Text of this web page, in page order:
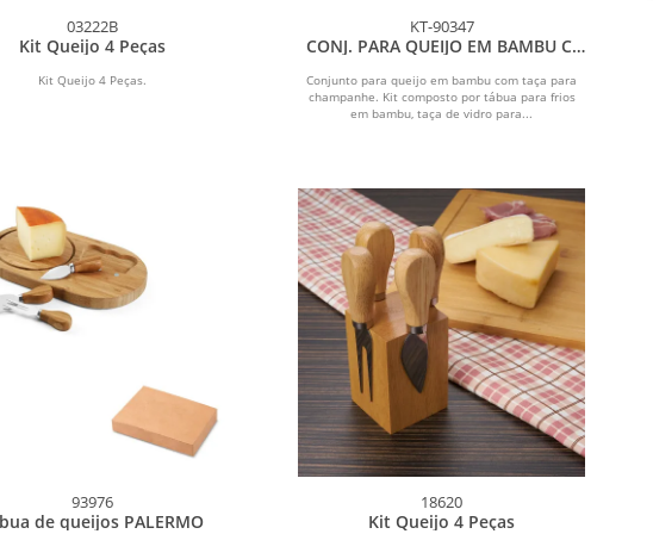
03222B
Kit Queijo 4 Peças
Kit Queijo 4 Peças.
KT-90347
CONJ. PARA QUEIJO EM BAMBU C/
Conjunto para queijo em bambu com taça para
champanhe. Kit composto por tábua para frios
em bambu, taça de vidro para...
93976
de queijos PALERMO
18620
Kit Queijo 4 Peças